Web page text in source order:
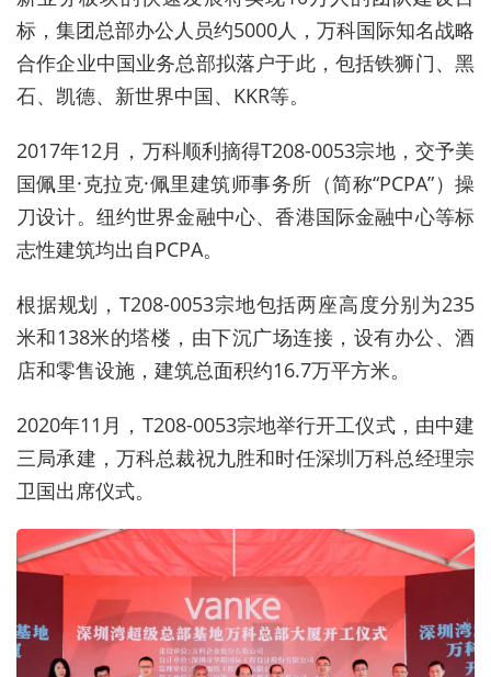
标，集团总部办公人员约5000人，万科国际知名战略
合作企业中国业务总部拟落户于此，包括铁狮门、黑
石、凯德、新世界中国、KKR等。
2017年12月，万科顺利摘得T208-0053宗地，交予美
国佩里·克拉克·佩里建筑师事务所（简称“PCPA”）操
刀设计。纽约世界金融中心、香港国际金融中心等标
志性建筑均出自PCPA。
根据规划，T208-0053宗地包括两座高度分别为235
米和138米的塔楼，由下沉广场连接，设有办公、酒
店和零售设施，建筑总面积约16.7万平方米。
2020年11月，T208-0053宗地举行开工仪式，由中建
三局承建，万科总裁祝九胜和时任深圳万科总经理宗
卫国出席仪式。